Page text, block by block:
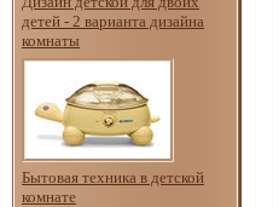
детей - 2 варианта дизайна
комнаты
Бытовая техника в детской
комнате